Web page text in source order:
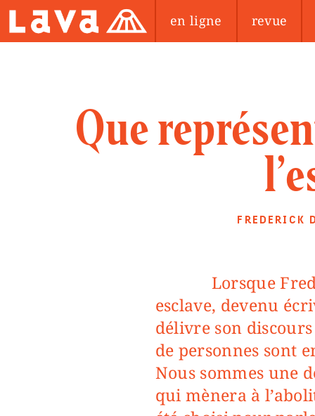
en ligne revue
Que
FREDERICK
Lorsque Frederick Douglass, ancien
esclave, devenu
délivre son
de personnes sont
Nous sommes une
qui mènera à